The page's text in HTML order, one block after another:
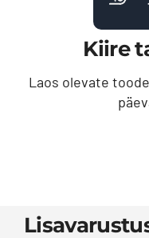
Kiire
Laos olevate